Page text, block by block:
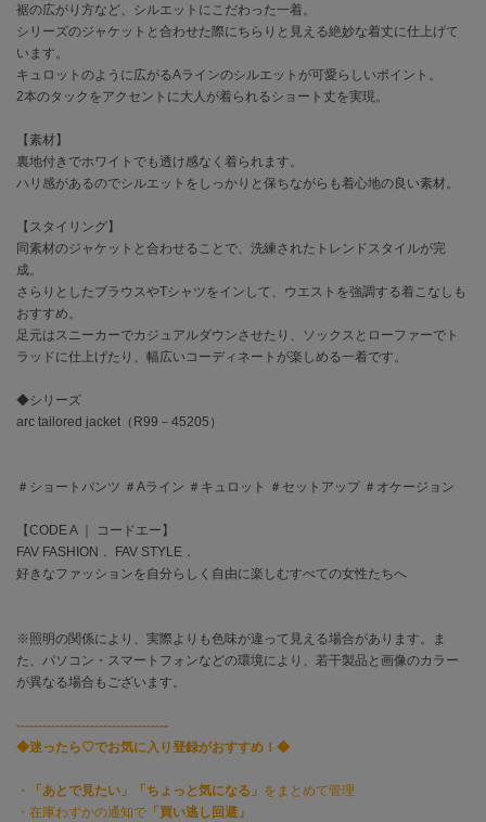
CODE A
コードエー
COLE HAAN
コール ハーン
CONVERSE
コンバース
DANSKIN
ダンスキン
EIMY ISTOIRE
エイミー イストワール
emmi
エミ
エミ アトリエ
emmi yoga
エミヨガ
ey
アイ
FILA
FRAY I.D
裾の広がり方など、シルエットにこだわった一着。
シリーズのジャケットと合わせた際にちらりと見える絶妙な着丈に仕上げて
います。
キュロットのように広がるAラインのシルエットが可愛らしいポイント。
2本のタックをアクセントに大人が着られるショート丈を実現。
【素材】
裏地付きでホワイトでも透け感なく着られます。
ハリ感があるのでシルエットをしっかりと保ちながらも着心地の良い素材。
【スタイリング】
同素材のジャケットと合わせることで、洗練されたトレンドスタイルが完
成。
さらりとしたブラウスやTシャツをインして、ウエストを強調する着こなしも
おすすめ。
足元はスニーカーでカジュアルダウンさせたり、ソックスとローファーでト
ラッドに仕上げたり、幅広いコーディネートが楽しめる一着です。
◆シリーズ
arc tailored jacket（R99－45205）
＃ショートパンツ ＃Aライン ＃キュロット ＃セットアップ ＃オケージョン
【CODE A ｜ コードエー】
FAV FASHION． FAV STYLE．
好きなファッションを自分らしく自由に楽しむすべての女性たちへ
※照明の関係により、実際よりも色味が違って見える場合があります。ま
た、パソコン・スマートフォンなどの環境により、若干製品と画像のカラー
が異なる場合もございます。
-----------------------------------
◆迷ったら♡でお気に入り登録がおすすめ！◆
・ 「あとで見たい」「ちょっと気になる」 をまとめて管理
・在庫わずかの通知で 「買い逃し回避」